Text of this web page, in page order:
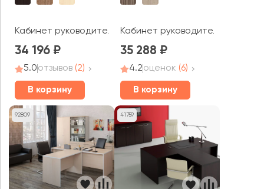
Кабинет руководителя Фёст / First
34 196
5.0отзывов (2)
В корзину
Кабинет руководителя Атлон
35 288
4.2оценок (6)
В корзину
92809 41759